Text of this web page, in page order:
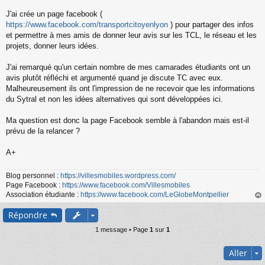
s
g
n
n
u
J'ai crée un page facebook (
https://www.facebook.com/transportcitoyenlyon ) pour partager des infos
et permettre à mes amis de donner leur avis sur les TCL, le réseau et les
projets, donner leurs idées.
J'ai remarqué qu'un certain nombre de mes camarades étudiants ont un
avis plutôt réfléchi et argumenté quand je discute TC avec eux.
Malheureusement ils ont l'impression de ne recevoir que les informations
du Sytral et non les idées alternatives qui sont développées ici.
Ma question est donc la page Facebook semble à l'abandon mais est-il
prévu de la relancer ?
A+
Blog personnel : https://villesmobiles.wordpress.com/
Page Facebook : https://www.facebook.com/Villesmobiles
Association étudiante : https://www.facebook.com/LeGlobeMontpellier
au
Répondre
1 message • Page 1 sur 1
Aller